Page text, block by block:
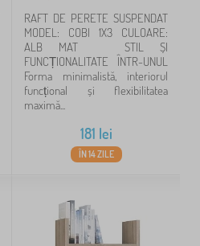
RAFT DE PERETE SUSPENDAT
MODEL: COBI 1X3 CULOARE:
ALB MAT STIL ȘI
FUNCȚIONALITATE ÎNTR-UNUL
Forma minimalistă, interiorul
funcțional și flexibilitatea
maximă...
181 lei
ÎN 14 ZILE